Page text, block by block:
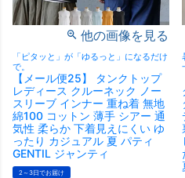
他の画像を見る
「ピタッと」が「ゆるっと」になるだけ
で。
【メール便25】 タンクトップ
レディース クルーネック ノー
スリーブ インナー 重ね着 無地
綿100 コットン 薄手 シアー 通
気性 柔らか 下着見えにくい ゆ
ったり カジュアル 夏 パティ
GENTIL ジャンティ
2～3日でお届け